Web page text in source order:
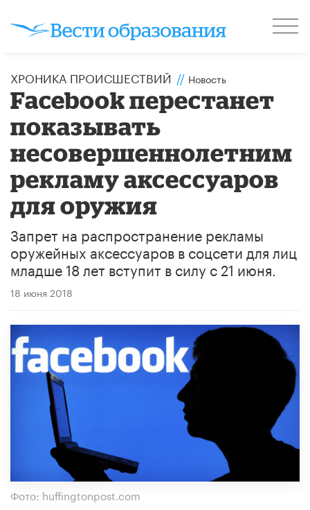
ХРОНИКА ПРОИСШЕСТВИЙ // Новость
Facebook перестанет
показывать
несовершеннолетним
рекламу аксессуаров
для оружия
Запрет на распространение рекламы
оружейных аксессуаров в соцсети для лиц
младше 18 лет вступит в силу с 21 июня.
18 июня 2018
Фото: huffingtonpost.com